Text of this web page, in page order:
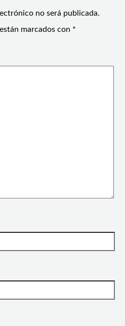
no será publicada.
marcados con *